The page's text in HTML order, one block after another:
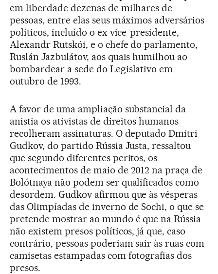
em liberdade dezenas de milhares de
pessoas, entre elas seus máximos adversários
políticos, incluído o ex-vice-presidente,
Alexandr Rutskói, e o chefe do parlamento,
Ruslán Jazbulátov, aos quais humilhou ao
bombardear a sede do Legislativo em
outubro de 1993.
A favor de uma ampliação substancial da
anistia os ativistas de direitos humanos
recolheram assinaturas. O deputado Dmitri
Gudkov, do partido Rússia Justa, ressaltou
que segundo diferentes peritos, os
acontecimentos de maio de 2012 na praça de
Bolótnaya não podem ser qualificados como
desordem. Gudkov afirmou que às vésperas
das Olimpíadas de inverno de Sochi, o que se
pretende mostrar ao mundo é que na Rússia
não existem presos políticos, já que, caso
contrário, pessoas poderiam sair às ruas com
camisetas estampadas com fotografias dos
presos.